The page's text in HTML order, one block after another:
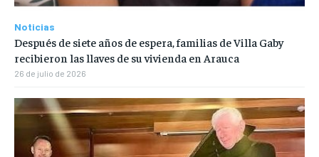
Noticias
Después de siete años de espera, familias de Villa Gaby
recibieron las llaves de su vivienda en Arauca
26 de julio de 2026